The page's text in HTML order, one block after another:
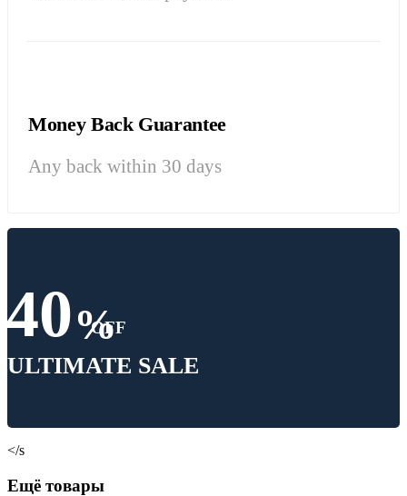
Money Back Guarantee
Any back within 30 days
40%
OFF
ULTIMATE SALE
</s
Ещё товары